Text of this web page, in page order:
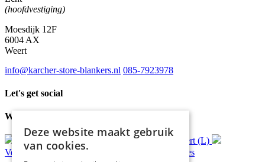
(hoofdvestiging)
Moesdijk 12F
6004 AX
Weert
info@karcher-store-blankers.nl 085-7923978
Let's get social
Waar wij voor staan
bezorging*
Ophalen in Echt of Weert (L)
Verzonden binnen 48 uur* advies
Deze website maakt gebruik
van cookies.